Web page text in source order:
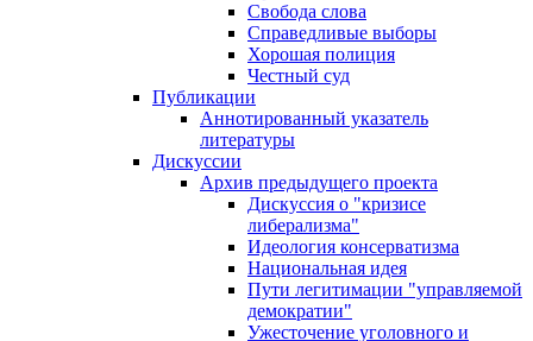
Свобода слова
Справедливые выборы
Хорошая полиция
Честный суд
Публикации
Аннотированный указатель
литературы
Дискуссии
Архив предыдущего проекта
Дискуссия о "кризисе
либерализма"
Идеология консерватизма
Национальная идея
Пути легитимации "управляемой
демократии"
Ужесточение уголовного и